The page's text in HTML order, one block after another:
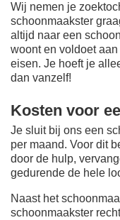
Wij nemen je
schoonmaakster
altijd naar een
woont en voldoet
eisen. Je hoeft je
dan vanzelf!
Kosten voor
Je sluit bij ons een
per maand. Voor dit
door de hulp,
gedurende de hele
Naast het
schoonmaakster